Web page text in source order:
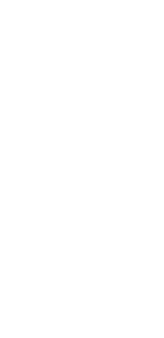
tenue fiable
appui
fournie